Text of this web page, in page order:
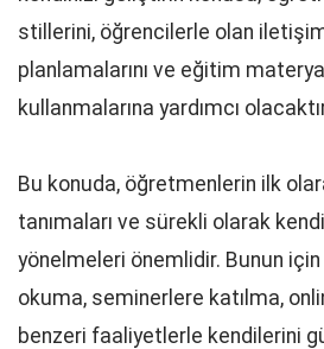
stillerini, öğrencilerle olan
planlamalarını ve eğitim
kullanmalarına yardımcı
Bu konuda, öğretmenlerin ilk
tanımaları ve sürekli olarak
yönelmeleri önemlidir. Bunun
okuma, seminerlere katılma,
benzeri faaliyetlerle kendilerini